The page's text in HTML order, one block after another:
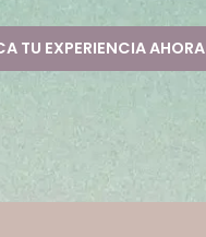
TU EXPERIENCIA AHORA